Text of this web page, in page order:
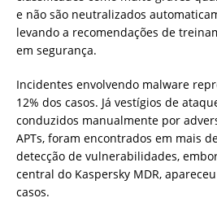
e não são neutralizados
levando a recomendações de
em segurança.
Incidentes envolvendo malware
12% dos casos. Já vestígios de
conduzidos manualmente por
APTs, foram encontrados em mais
detecção de vulnerabilidades,
central do Kaspersky MDR,
casos.